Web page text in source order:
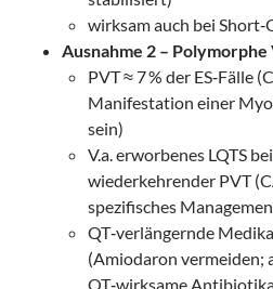
wirksam auch bei
Ausnahme 2 – Polymorphe
PVT ≈ 7 % der ES‑Fälle
Manifestation einer
sein)
V.a. erworbenes LQTS bei
wiederkehrender PVT
spezifisches
QT‑verlängernde
(Amiodaron vermeiden;
QT‑wirksame